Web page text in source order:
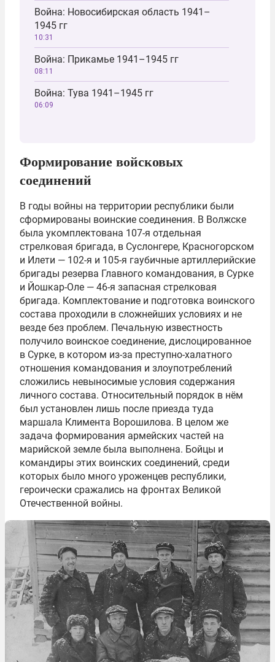
Война: Новосибирская область 1941–
1945 гг
10:31
Война: Прикамье 1941–1945 гг
08:11
Война: Тува 1941–1945 гг
06:09
Формирование войсковых
соединений
В годы войны на территории республики были
сформированы воинские соединения. В Волжске
была укомплектована 107-я отдельная
стрелковая бригада, в Суслонгере, Красногорском
и Илети — 102-я и 105-я гаубичные артиллерийские
бригады резерва Главного командования, в Сурке
и Йошкар-Оле — 46-я запасная стрелковая
бригада. Комплектование и подготовка воинского
состава проходили в сложнейших условиях и не
везде без проблем. Печальную известность
получило воинское соединение, дислоцированное
в Сурке, в котором из-за преступно-халатного
отношения командования и злоупотреблений
сложились невыносимые условия содержания
личного состава. Относительный порядок в нём
был установлен лишь после приезда туда
маршала Климента Ворошилова. В целом же
задача формирования армейских частей на
марийской земле была выполнена. Бойцы и
командиры этих воинских соединений, среди
которых было много уроженцев республики,
героически сражались на фронтах Великой
Отечественной войны.